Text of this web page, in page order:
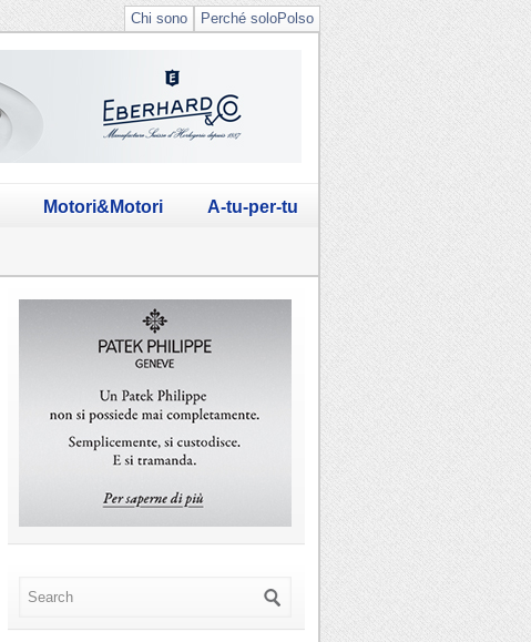
Perché soloPolso
Chi sono
Motori&Motori A-tu-per-tu